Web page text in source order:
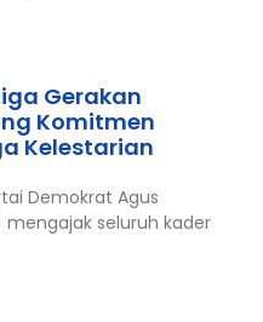
Gerakan
Komitmen
Kelestarian
Demokrat Agus
seluruh kader